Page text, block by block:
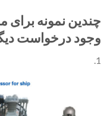
چندین نمونه
وجود درخواست
1.